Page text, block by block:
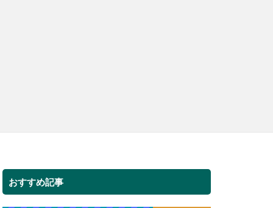
おすすめ記事